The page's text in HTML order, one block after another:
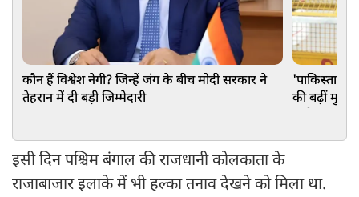
कौन हैं विश्वेश नेगी? जिन्हें जंग के बीच मोदी सरकार ने
तेहरान में दी बड़ी जिम्मेदारी
'पाकिस्तानी
की बढ़ीं
इसी दिन पश्चिम बंगाल की राजधानी कोलकाता के
राजाबाजार इलाके में भी हल्का तनाव देखने को मिला था.